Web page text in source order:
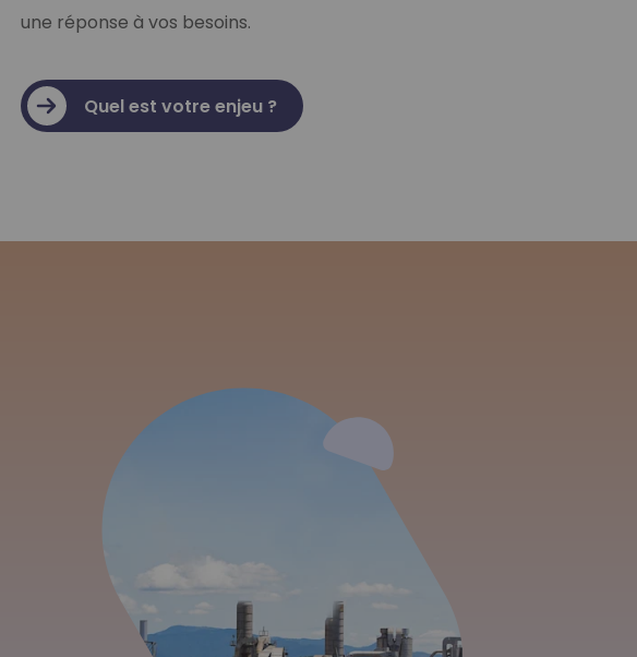
une réponse à vos besoins.
Quel est votre enjeu ?